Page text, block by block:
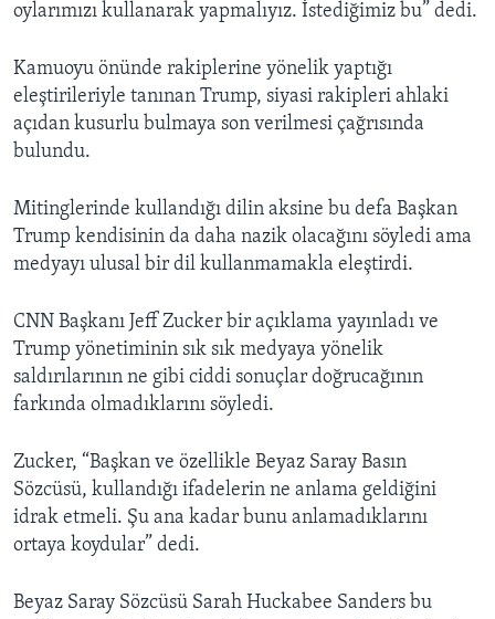
oylarımızı kullanarak yapmalıyız. İstediğimiz bu” dedi.
Kamuoyu önünde rakiplerine yönelik yaptığı
eleştirileriyle tanınan Trump, siyasi rakipleri ahlaki
açıdan kusurlu bulmaya son verilmesi çağrısında
bulundu.
Mitinglerinde kullandığı dilin aksine bu defa Başkan
Trump kendisinin da daha nazik olacağını söyledi ama
medyayı ulusal bir dil kullanmamakla eleştirdi.
CNN Başkanı Jeff Zucker bir açıklama yayınladı ve
Trump yönetiminin sık sık medyaya yönelik
saldırılarının ne gibi ciddi sonuçlar doğrucağının
farkında olmadıklarını söyledi.
Zucker, “Başkan ve özellikle Beyaz Saray Basın
Sözcüsü, kullandığı ifadelerin ne anlama geldiğini
idrak etmeli. Şu ana kadar bunu anlamadıklarını
ortaya koydular” dedi.
Beyaz Saray Sözcüsü Sarah Huckabee Sanders bu